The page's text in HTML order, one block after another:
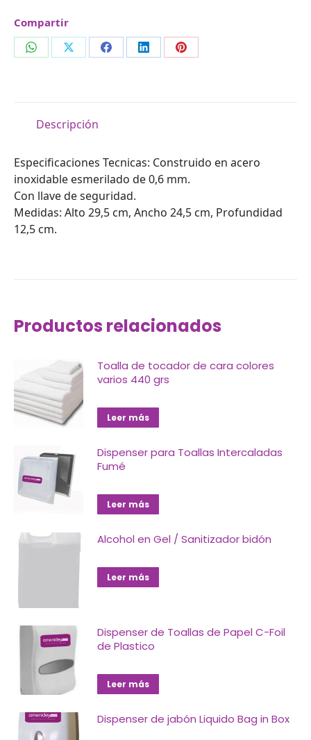
Compartir
CompartirCompartirCompartirCompartirCompartir
Descripción
Especificaciones Tecnicas: Construido en acero
inoxidable esmerilado de 0,6 mm.
Con llave de seguridad.
Medidas: Alto 29,5 cm, Ancho 24,5 cm, Profundidad
12,5 cm.
Productos relacionados
Toalla de tocador de cara colores
varios 440 grs
Leer más
Dispenser para Toallas Intercaladas
Fumé
Leer más
Alcohol en Gel / Sanitizador bidón
Leer más
Dispenser de Toallas de Papel C-Foil
de Plastico
Leer más
Dispenser de jabón Liquido Bag in Box